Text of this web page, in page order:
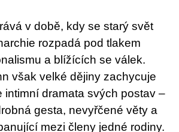
v době, kdy se starý svět
rozpadá pod tlakem
a blížících se válek.
však velké dějiny zachycuje
intimní dramata svých postav –
gesta, nevyřčené věty a
mezi členy jedné rodiny.